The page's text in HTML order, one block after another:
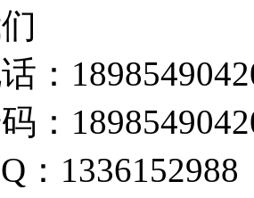
：
：
： 1336152988